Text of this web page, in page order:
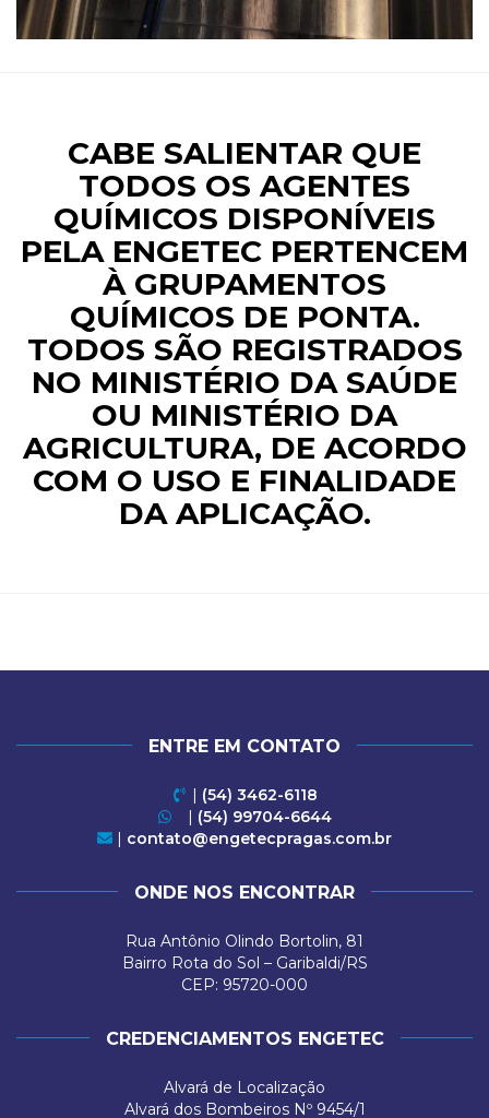
CABE SALIENTAR QUE
TODOS OS AGENTES
QUÍMICOS DISPONÍVEIS
PELA ENGETEC PERTENCEM
À GRUPAMENTOS
QUÍMICOS DE PONTA.
TODOS SÃO REGISTRADOS
NO MINISTÉRIO DA SAÚDE
OU MINISTÉRIO DA
AGRICULTURA, DE ACORDO
COM O USO E FINALIDADE
DA APLICAÇÃO.
ENTRE EM CONTATO
| (54) 3462-6118
| (54) 99704-6644
| contato@engetecpragas.com.br
ONDE NOS ENCONTRAR
Rua Antônio Olindo Bortolin, 81
Bairro Rota do Sol – Garibaldi/RS
CEP: 95720-000
CREDENCIAMENTOS ENGETEC
Alvará de Localização
Alvará dos Bombeiros Nº 9454/1